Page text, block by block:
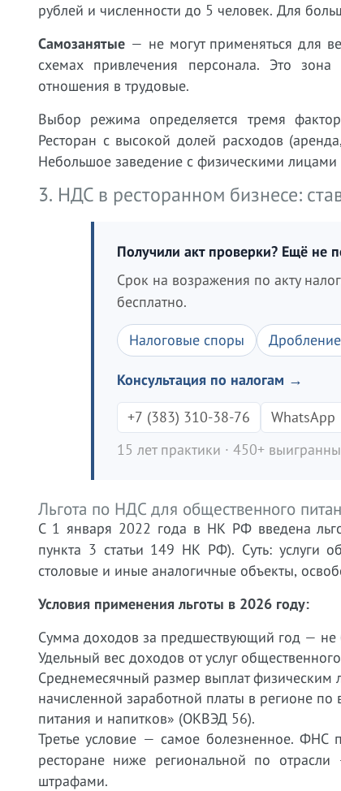
рублей и численности до 5 человек. Для
Самозанятые — не могут применяться для
схемах привлечения персонала. Это
отношения в трудовые.
Выбор режима определяется тремя
Ресторан с высокой долей расходов
Небольшое заведение с физическими лицами
3. НДС в ресторанном бизнесе:
Получили акт проверки? Ещё не
Срок на возражения по акту
бесплатно.
Налоговые споры
Консультация по налогам →
+7 (383) 310-38-76
WhatsApp
15 лет практики · 450+
Льгота по НДС для общественного
С 1 января 2022 года в НК РФ введена
пункта 3 статьи 149 НК РФ). Суть: услуги
столовые и иные аналогичные объекты,
Условия применения льготы в 2026 году:
Сумма доходов за предшествующий год — не
Удельный вес доходов от услуг
Среднемесячный размер выплат
начисленной заработной платы в регионе по
питания и напитков» (ОКВЭД 56).
Третье условие — самое болезненное. ФНС
ресторане ниже региональной по
штрафами.